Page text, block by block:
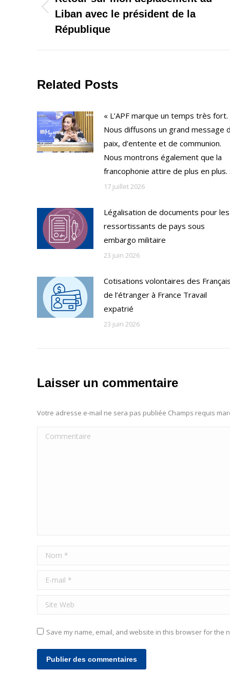
commentaire
Onglet
précédent
Liban avec le président de la
République
Related Posts
« L’APF marque un temps très fort.
Nous diffusons un grand message
paix, d’entente et de communion.
Nous montrons également que la
francophonie attire de plus en plus.
17 juillet 2026
Légalisation de documents pour les
ressortissants de pays sous
embargo militaire
23 juin 2026
Cotisations volontaires des Français
de l’étranger à France Travail
expatrié
23 juin 2026
Laisser un commentaire
Votre adresse e-mail ne sera pas publiée Champs requis
Commentaire
Nom *
E-mail *
Site Web
Save my name, email, and website in this browser for the
Publier des commentaires